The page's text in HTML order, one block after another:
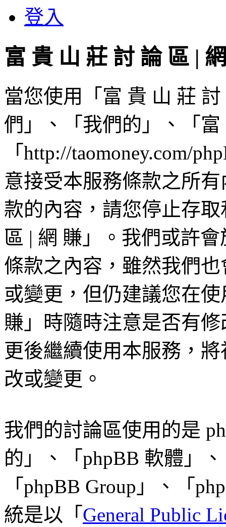
登入
富 貴 山 莊 討 論 區 |
當您使用「富 貴 山 莊
們」、「我們的」、「
「http://taomoney.com/
意接受本服務條款之所
款的內容，請您停止存
區 | 網 賺」。我們或許
條款之內容，雖然我們
或變更，但仍建議您在
賺」時隨時注意是否有
更後繼續使用本服務，
改或變更。
我們的討論區使用的是
的」、「phpBB 軟體」
「phpBB Group」、「
統是以「 General Public